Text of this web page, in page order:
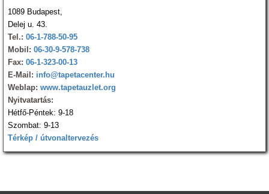
1089 Budapest,
Delej u. 43.
Tel.: 06-1-788-50-95
Mobil: 06-30-9-578-738
Fax: 06-1-323-00-13
E-Mail: info@tapetacenter.hu
Weblap: www.tapetauzlet.org
Nyitvatartás:
Hétfő-Péntek: 9-18
Szombat: 9-13
Térkép / útvonaltervezés